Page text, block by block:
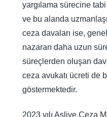
yargılama sürecine
ve bu alanda
ceza davaları ise,
nazaran daha uzun
süreçlerden oluşan
ceza avukatı ücreti de
göstermektedir.
2023 yılı Asliye Ceza